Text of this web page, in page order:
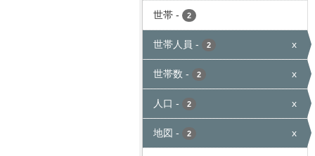
世帯 - 2
世帯人員 - 2 x
世帯数 - 2 x
人口 - 2 x
地図 - 2 x